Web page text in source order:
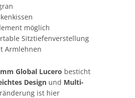
möglich
Sitztiefenverstellung
Armlehnen
Global Lucero besticht
Design und Multi-
ist hier